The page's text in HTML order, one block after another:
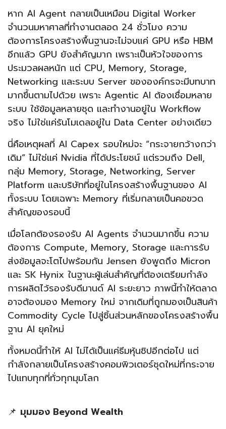
หาก AI Agent กลายเป็นเหมือน Digital Worker
จำนวนมหาศาลที่ทำงานตลอด 24 ชั่วโมง ความ
ต้องการโครงสร้างพื้นฐานจะไม่จบแค่ GPU หรือ HBM
อีกแล้ว GPU ยังสำคัญมาก เพราะเป็นหัวใจของการ
ประมวลผลหนัก แต่ CPU, Memory, Storage,
Networking และระบบ Server ขององค์กรจะมีบทบาท
มากขึ้นตามไปด้วย เพราะ Agentic AI ต้องเชื่อมหลาย
ระบบ ใช้ข้อมูลหลายชุด และทำงานอยู่ใน Workflow
จริง ไม่ใช่แค่รันโมเดลอยู่ใน Data Center อย่างเดียว
นี่คือเหตุผลที่ AI Capex รอบใหม่จะ “กระจายกว้างกว่า
เดิม” ไม่ใช่แค่ Nvidia ที่ได้ประโยชน์ แต่รวมถึง Dell,
กลุ่ม Memory, Storage, Networking, Server
Platform และบริษัทที่อยู่ในโครงสร้างพื้นฐานของ AI
ทั้งระบบ โดยเฉพาะ Memory ที่เริ่มกลายเป็นคอขวด
สำคัญของรอบนี้
เมื่อโลกต้องรองรับ AI Agents จำนวนมากขึ้น ความ
ต้องการ Compute, Memory, Storage และการรับ
ส่งข้อมูลจะโตไปพร้อมกัน Jensen ยังพูดถึง Micron
และ SK Hynix ในฐานะผู้เล่นสำคัญที่ต้องเตรียมกำลัง
การผลิตไว้รองรับดีมานด์ AI ระยะยาว ภาพนี้ทำให้ตลาด
อาจต้องมอง Memory ใหม่ จากเดิมที่ถูกมองเป็นสินค้า
Commodity Cycle ไปสู่ชิ้นส่วนหลักของโครงสร้างพื้น
ฐาน AI ยุคใหม่
ทั้งหมดนี้ทำให้ AI ไม่ได้เป็นแค่ธีมหุ้นชิปอีกต่อไป แต่
กำลังกลายเป็นโครงสร้างคอมพิวเตอร์ชุดใหม่ที่กระจาย
ไปแทบทุกที่ทั่วทุกมุมโลก
📌 มุมมอง Beyond Wealth